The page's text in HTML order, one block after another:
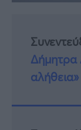
Δήμητρα
αλήθεια»